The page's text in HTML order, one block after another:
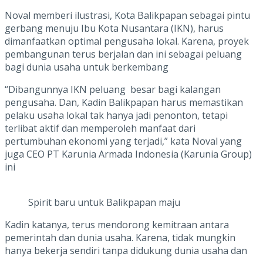
Noval memberi ilustrasi, Kota Balikpapan sebagai pintu
gerbang menuju Ibu Kota Nusantara (IKN), harus
dimanfaatkan optimal pengusaha lokal. Karena, proyek
pembangunan terus berjalan dan ini sebagai peluang
bagi dunia usaha untuk berkembang
“Dibangunnya IKN peluang besar bagi kalangan
pengusaha. Dan, Kadin Balikpapan harus memastikan
pelaku usaha lokal tak hanya jadi penonton, tetapi
terlibat aktif dan memperoleh manfaat dari
pertumbuhan ekonomi yang terjadi,” kata Noval yang
juga CEO PT Karunia Armada Indonesia (Karunia Group)
ini
Spirit baru untuk Balikpapan maju
Kadin katanya, terus mendorong kemitraan antara
pemerintah dan dunia usaha. Karena, tidak mungkin
hanya bekerja sendiri tanpa didukung dunia usaha dan